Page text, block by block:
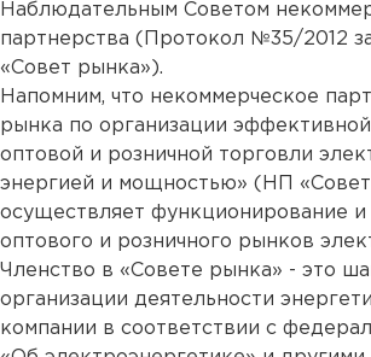
Наблюдательным Советом
партнерства (Протокол №35/2012
«Совет рынка»).
Напомним, что некоммерческое
рынка по организации
оптовой и розничной торговли
энергией и мощностью» (НП
осуществляет функционирование и
оптового и розничного рынков
Членство в «Совете рынка» - это
организации деятельности
компании в соответствии с